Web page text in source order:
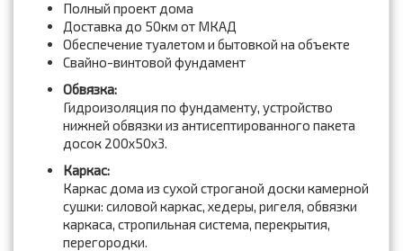
Полный проект дома
Доставка до 50км от МКАД
Обеспечение туалетом и бытовкой на объекте
Свайно-винтовой фундамент
Обвязка:
Гидроизоляция по фундаменту, устройство
нижней обвязки из антисептированного пакета
досок 200x50x3.
Каркас:
Каркас дома из сухой строганой доски камерной
сушки: силовой каркас, хедеры, ригеля, обвязки
каркаса, стропильная система, перекрытия,
перегородки.